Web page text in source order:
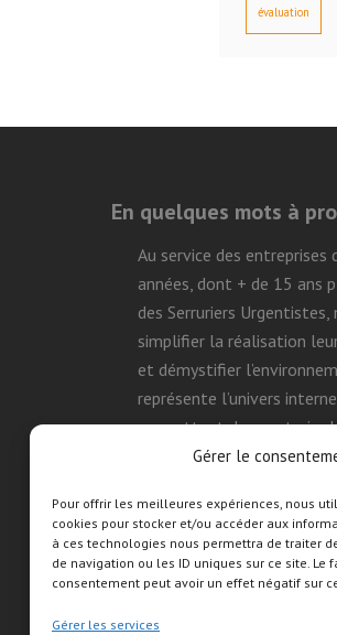
Gérer le
Pour offrir les meilleures expériences, nous
cookies pour stocker et/ou accéder aux
à ces technologies nous permettra de traiter
de navigation ou les ID uniques sur ce site. Le
consentement peut avoir un effet négatif sur
Gérer les services
évaluation
En quelques mots à
Au service des entreprises
années, dont + de 15 ans
des Serruriers
simplifier la réalisation
et démystifier
représente l’univers
permettant de construire
façon efficace, durable et
Suivre mon activité
sociaux